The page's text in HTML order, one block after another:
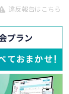
違反報告はこちら